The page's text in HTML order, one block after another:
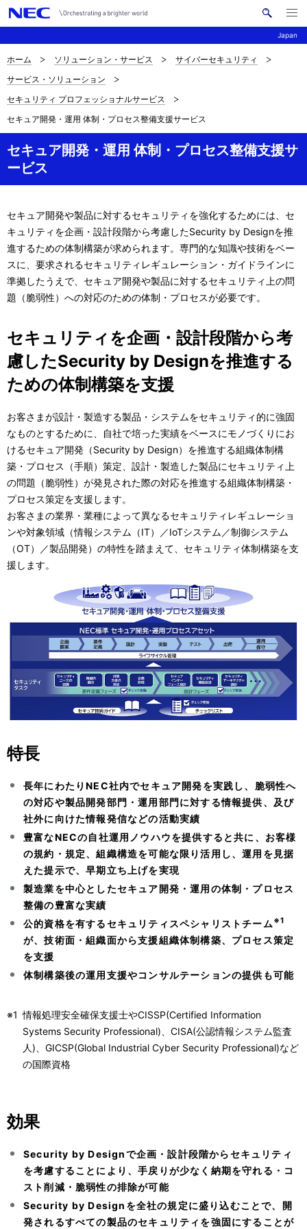
Japan
イ
メ
ニ
ュ
ナ
ビ
ゲ
ー
シ
ョ
サ
イ
ト
の
現
在
位
置
ホーム ソリューション・サービス
サイバーセキュリティ
サービス・ソリューション
セキュリティ プロフェッショナルサービス
セキュア開発・運用 体制・プロセス整備支援サービス
セキュア開発・運用 体制・プロセス整備支援サ
ービス
セキュア開発や製品に対するセキュリティを強化するためには、セ
キュリティを企画・設計段階から考慮したSecurity by Designを推
進するための体制構築が求められます。専門的な知識や技術をベー
スに、要求されるセキュリティレギュレーション・ガイドラインに
準拠したうえで、セキュア開発や製品に対するセキュリティ上の問
題（脆弱性）への対応のための体制・プロセスが必要です。
セキュリティを企画・設計段階から考
慮したSecurity by Designを推進する
ための体制構築を支援
お客さまが設計・製造する製品・システムをセキュリティ的に強固
なものとするために、自社で培った実績をベースにモノづくりにお
けるセキュア開発（Security by Design）を推進する組織体制構
築・プロセス（手順）策定、設計・製造した製品にセキュリティ上
の問題（脆弱性）が発見された際の対応を推進する組織体制構築・
プロセス策定を支援します。
お客さまの業界・業種によって異なるセキュリティレギュレーショ
ンや対象領域（情報システム（IT）／IoTシステム／制御システム
（OT）／製品開発）の特性を踏まえて、セキュリティ体制構築を支
援します。
特長
長年にわたりNEC社内でセキュア開発を実践し、脆弱性へ
の対応や製品開発部門・運用部門に対する情報提供、及び
社外に向けた情報発信などの活動実績
豊富なNECの自社運用ノウハウを提供すると共に、お客様
の規約・規定、組織構造を可能な限り活用し、運用を見据
えた提示で、早期立ち上げを実現
製造業を中心としたセキュア開発・運用の体制・プロセス
整備の豊富な実績
公的資格を有するセキュリティスペシャリストチーム ※1
が、技術面・組織面から支援組織体制構築、プロセス策定
を支援
体制構築後の運用支援やコンサルテーションの提供も可能
※1 情報処理安全確保支援士やCISSP(Certified Information
Systems Security Professional)、CISA(公認情報システム監査
人)、GICSP(Global Industrial Cyber Security Professional)など
の国際資格
効果
Security by Designで企画・設計段階からセキュリティ
を考慮することにより、手戻りが少なく納期を守れる・コ
スト削減・脆弱性の排除が可能
Security by Designを全社の規定に盛り込むことで、開
発されるすべての製品のセキュリティを強固にすることが